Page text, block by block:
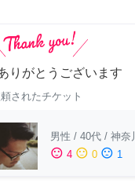
りがとうございます
されたチケット
男性 / 40代 / 神奈
sentiment_satisfied 4 sentiment_neutral 0 sentiment_dissatisfied 1